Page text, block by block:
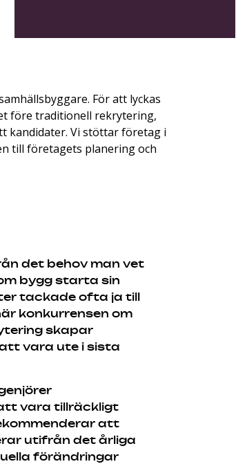
För att lyckas
före traditionell rekrytering,
kandidater. Vi stöttar företag i
till företagets planering och
det behov man vet
bygg starta sin
tackade ofta ja till
konkurrensen om
skapar
vara ute i sista
vara tillräckligt
att
utifrån det årliga
förändringar